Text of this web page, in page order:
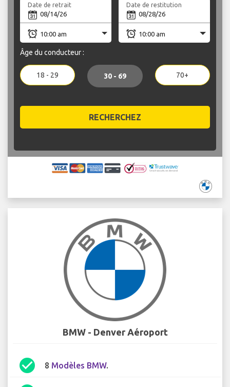
Date de retrait Date de restitution
Âge du conducteur :
18 - 29 30 - 69 70+
RECHERCHEZ
BMW - Denver Aéroport
check_circle 8 Modèles BMW.